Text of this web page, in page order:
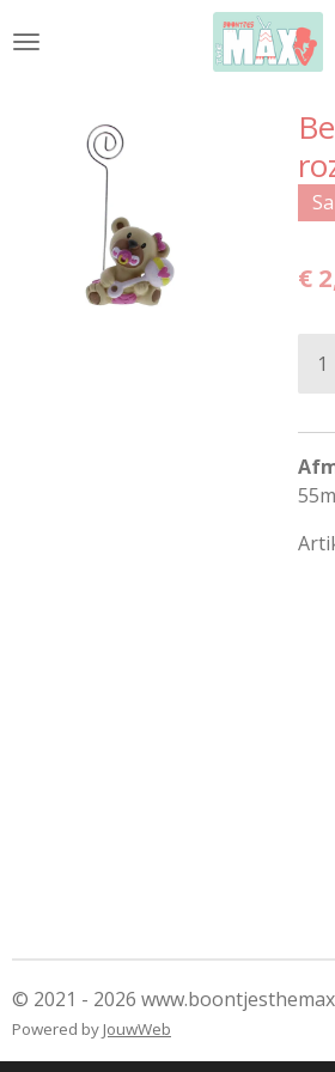
direct
hoofdinhoud
€
© 2021 - 2026
Powered by JouwWeb